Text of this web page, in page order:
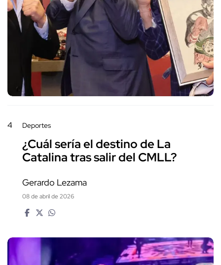
4 Deportes
¿Cuál sería el destino de La
Catalina tras salir del CMLL?
Gerardo Lezama
08 de abril de 2026